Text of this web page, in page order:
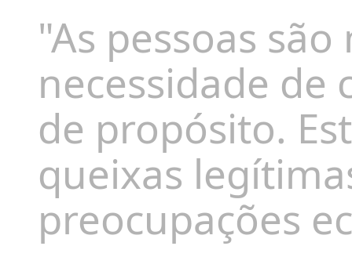
"As pessoas
necessidade
de propósito.
queixas
preocupações